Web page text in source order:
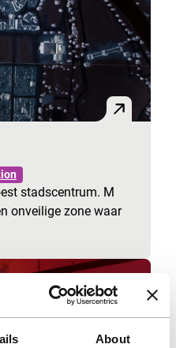
About
stadscentrum. M
onveilige zone waar